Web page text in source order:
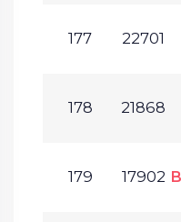
177 22701
178 21868
179 17902